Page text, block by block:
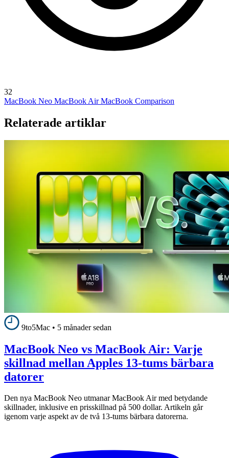
32
MacBook Neo MacBook AirMacBook Comparison
Relaterade artiklar
9to5Mac • 5 månader sedan
MacBook Neo vs MacBook Air: Varje
skillnad mellan Apples 13-tums bärbara
datorer
Den nya MacBook Neo utmanar MacBook Air med betydande
skillnader, inklusive en prisskillnad på 500 dollar. Artikeln går
igenom varje aspekt av de två 13-tums bärbara datorerna.